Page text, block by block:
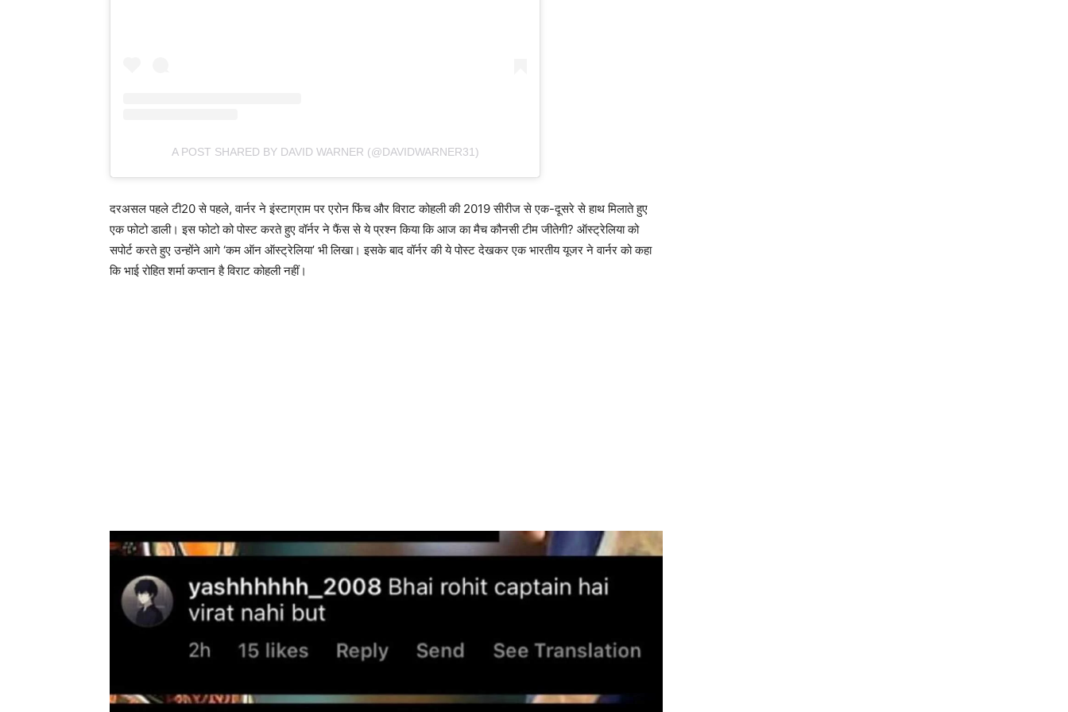
A POST SHARED BY DAVID WARNER (@DAVIDWARNER31)
दरअसल पहले टी20 से पहले, वार्नर ने इंस्टाग्राम पर एरोन फिंच और विराट कोहली की 2019 सीरीज से एक-दूसरे से हाथ मिलाते हुए
एक फोटो डाली। इस फोटो को पोस्ट करते हुए वॉर्नर ने फैंस से ये प्रश्न किया कि आज का मैच कौनसी टीम जीतेगी? ऑस्ट्रेलिया को
सपोर्ट करते हुए उन्होंने आगे ‘कम ऑन ऑस्ट्रेलिया’ भी लिखा। इसके बाद वॉर्नर की ये पोस्ट देखकर एक भारतीय यूजर ने वार्नर को कहा
कि भाई रोहित शर्मा कप्तान है विराट कोहली नहीं।